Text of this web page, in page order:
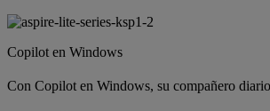
Copilot en Windows
Con Copilot en Windows, su compañero